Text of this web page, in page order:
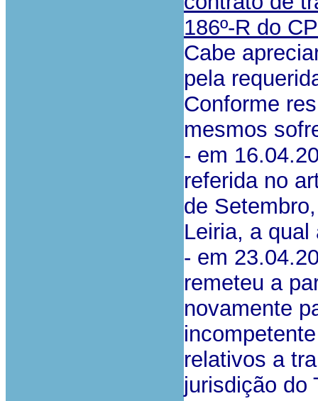
186º-R do
Cabe
pela
Conforme
mesmos
- em
referida no
de
Leiria, a
- em
remeteu a
novamente
relativos a
jurisdição do